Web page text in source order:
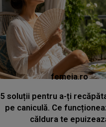
femeia.ro
5 soluții pentru a-ți
pe caniculă. Ce
căldura te